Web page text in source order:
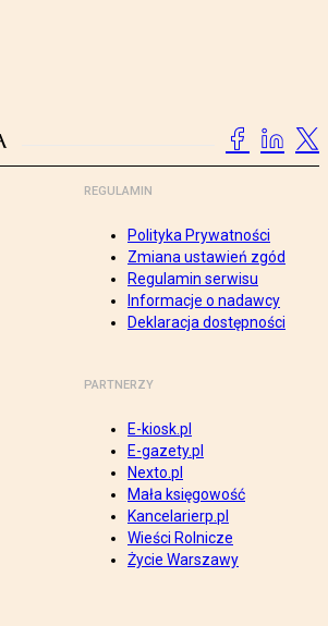
REGULAMIN
Polityka Prywatności
Zmiana ustawień zgód
Regulamin serwisu
Informacje o nadawcy
Deklaracja dostępności
PARTNERZY
E-kiosk.pl
E-gazety.pl
Nexto.pl
Mała księgowość
Kancelarierp.pl
Wieści Rolnicze
Życie Warszawy